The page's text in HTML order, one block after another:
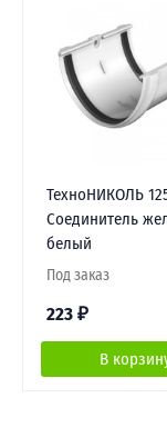
ТехноНИКОЛЬ
Соединитель
белый
Под заказ
223 ₽
В